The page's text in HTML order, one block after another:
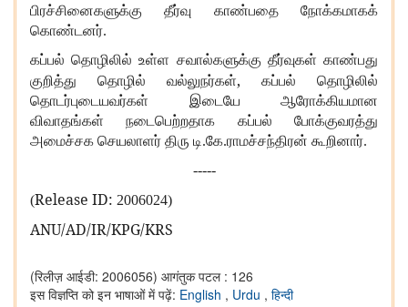
பிரச்சினைகளுக்கு தீர்வு காண்பதை நோக்கமாகக்
கொண்டனர்.
கப்பல் தொழிலில் உள்ள சவால்களுக்கு தீர்வுகள் காண்பது
குறித்து தொழில் வல்லுநர்கள்,
கப்பல் தொழிலில்
தொடர்புடையவர்கள் இடையே ஆரோக்கியமான
விவாதங்கள் நடைபெற்றதாக கப்பல் போக்குவரத்து
அமைச்சக செயலாளர் திரு டி.கே.ராமச்சந்திரன் கூறினார்.
-----
(Release ID: 2006024)
ANU/AD/IR/KPG/KRS
(रिलीज़ आईडी: 2006056) आगंतुक पटल : 126
इस विज्ञप्ति को इन भाषाओं में पढ़ें: English , Urdu , हिन्दी